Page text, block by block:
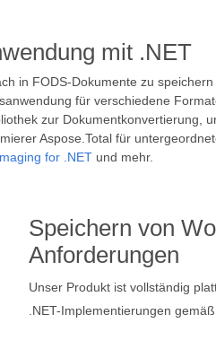
mit .NET
in FODS-Dokumente zu
für verschiedene
zur Dokumentkonvertierung,
Aspose.Total für
for .NET und mehr.
Speichern von
Anforderungen
Unser Produkt ist vollständig
.NET-Implementierungen